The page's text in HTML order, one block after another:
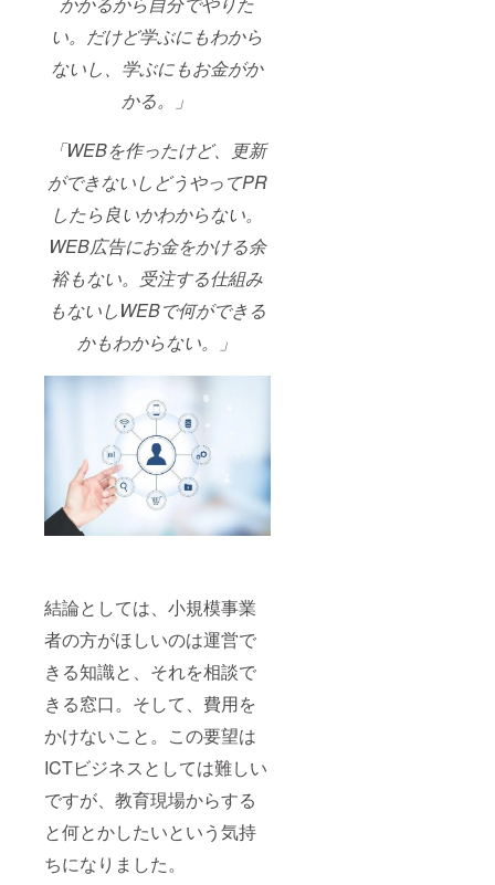
い。だけど学ぶにもわから
ないし、学ぶにもお金がか
かる。」
「WEBを作ったけど、更新
ができないしどうやってPR
したら良いかわからない。
WEB広告にお金をかける余
裕もない。受注する仕組み
もないしWEBで何ができる
かもわからない。」
結論としては、小規模事業
者の方がほしいのは運営で
きる知識と、それを相談で
きる窓口。そして、費用を
かけないこと。この要望は
ICTビジネスとしては難しい
ですが、教育現場からする
と何とかしたいという気持
ちになりました。